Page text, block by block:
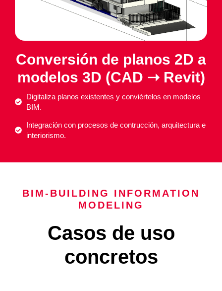
Conversión de planos 2D a
modelos 3D (CAD ➝ Revit)
Digitaliza planos existentes y conviértelos en modelos
BIM.
Integración con procesos de contrucción, arquitectura e
interiorismo.
BIM-BUILDING INFORMATION
MODELING
Casos de uso
concretos